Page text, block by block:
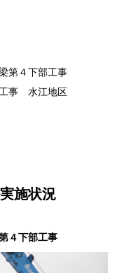
第４下部工事
工事 水江地区
施状況
４下部工事